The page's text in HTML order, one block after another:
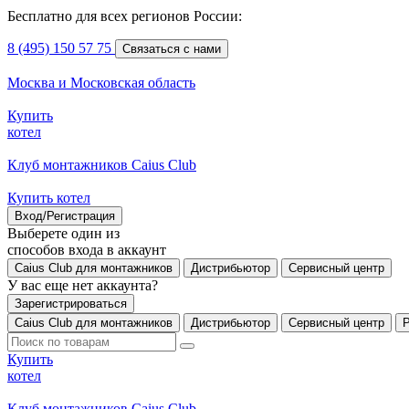
Бесплатно для всех регионов России:
8 (495) 150 57 75 Связаться с нами
Москва и Московская область
Купить
котел
Клуб монтажников Caius Club
Купить котел
Вход/Регистрация
Выберете один из
способов входа в аккаунт
Caius Club для монтажников Дистрибьютор Сервисный центр
У вас еще нет аккаунта?
Зарегистрироваться
Caius Club для монтажников
Дистрибьютор Сервисный центр
Купить
котел